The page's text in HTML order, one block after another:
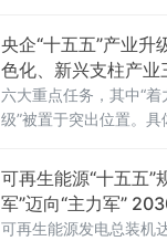
月1日起开展征收挥发
点，挥发性有机物将全
志着我国绿色税制在大
键一步。挥发性有机物
（PM2.5）的重要前体
央企“十五五”产业升
色化、新兴支柱产业
六大重点任务，其中“
级”被置于突出位置。具
可再生能源“十五五”
军”迈向“主力军”
增3亿千瓦
可再生能源发电总装机